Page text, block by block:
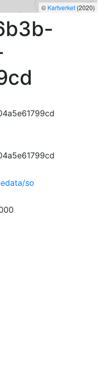
© Kartverket (2020)
so